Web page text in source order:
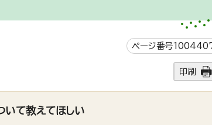
ページ番号
印刷
いて教えてほしい